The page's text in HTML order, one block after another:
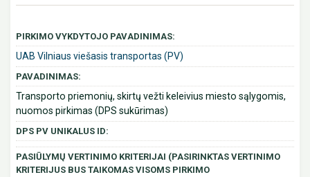
PIRKIMO VYKDYTOJO PAVADINIMAS:
UAB Vilniaus viešasis transportas (PV)
PAVADINIMAS:
Transporto priemonių, skirtų vežti keleivius miesto sąlygomis,
nuomos pirkimas (DPS sukūrimas)
DPS PV UNIKALUS ID:
PASIŪLYMŲ VERTINIMO KRITERIJAI (PASIRINKTAS VERTINIMO
KRITERIJUS BUS TAIKOMAS VISOMS PIRKIMO